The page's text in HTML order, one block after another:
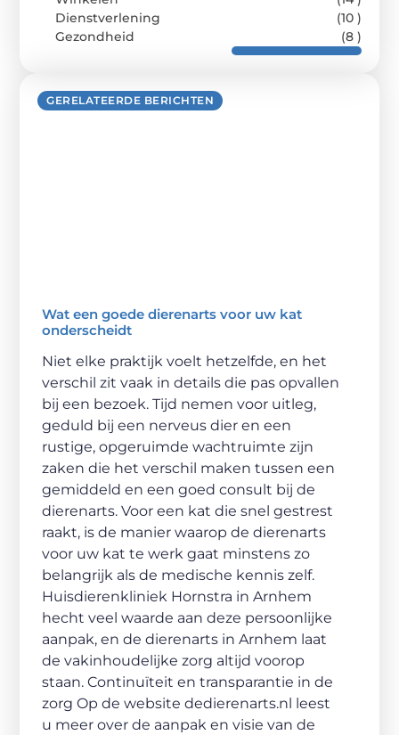
GERELATEERDE BERICHTEN
Wat een goede dierenarts voor uw kat
onderscheidt
Niet elke praktijk voelt hetzelfde, en het
verschil zit vaak in details die pas opvallen
bij een bezoek. Tijd nemen voor uitleg,
geduld bij een nerveus dier en een
rustige, opgeruimde wachtruimte zijn
zaken die het verschil maken tussen een
gemiddeld en een goed consult bij de
dierenarts. Voor een kat die snel gestrest
raakt, is de manier waarop de dierenarts
voor uw kat te werk gaat minstens zo
belangrijk als de medische kennis zelf.
Huisdierenkliniek Hornstra in Arnhem
hecht veel waarde aan deze persoonlijke
aanpak, en de dierenarts in Arnhem laat
de vakinhoudelijke zorg altijd voorop
staan. Continuïteit en transparantie in de
zorg Op de website dedierenarts.nl leest
u meer over de aanpak en visie van de
Dienstverlening
(10 )
Gezondheid
(8 )